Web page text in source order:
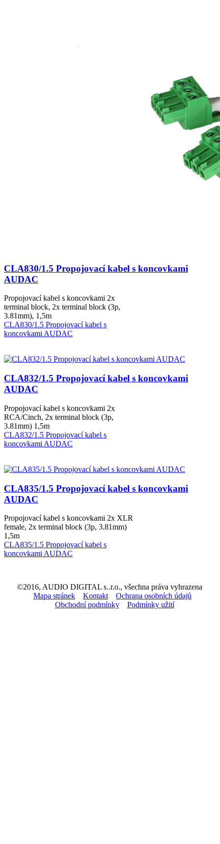
CLA830/1.5 Propojovací kabel s koncovkami
AUDAC
Propojovací kabel s koncovkami 2x
terminal block, 2x terminal block (3p,
3.81mm), 1,5m
CLA830/1.5 Propojovací kabel s
koncovkami AUDAC
CLA832/1.5 Propojovací kabel s koncovkami
AUDAC
Propojovací kabel s koncovkami 2x
RCA/Cinch, 2x terminal block (3p,
3.81mm) 1,5m
CLA832/1.5 Propojovací kabel s
koncovkami AUDAC
CLA835/1.5 Propojovací kabel s koncovkami
AUDAC
Propojovací kabel s koncovkami 2x XLR
female, 2x terminal block (3p, 3.81mm)
1,5m
CLA835/1.5 Propojovací kabel s
koncovkami AUDAC
©2016, AUDIO DIGITAL s..r.o., všechna práva vyhrazena
Mapa stránek
Kontakt
Ochrana osobních údajů
Obchodní podmínky
Podmínky užití